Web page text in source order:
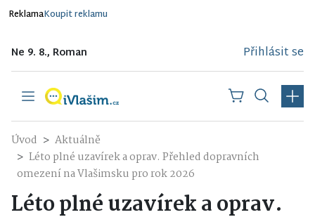
ReklamaKoupit reklamu
Ne 9. 8., Roman Přihlásit se
Úvod
Aktuálně
Léto plné uzavírek a oprav. Přehled dopravních
omezení na Vlašimsku pro rok 2026
Léto plné uzavírek a oprav.